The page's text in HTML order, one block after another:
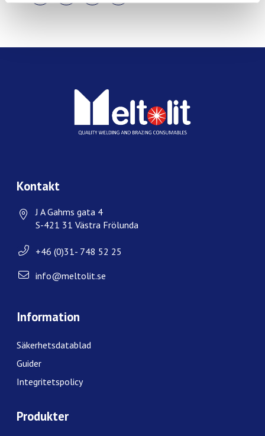
FACEBOOKTWITTER LINKEDIN
Kontakt
J A Gahms gata 4
S-421 31 Västra Frölunda
+46 (0)31- 748 52 25
info@meltolit.se
Information
Säkerhetsdatablad
Guider
Integritetspolicy
Produkter